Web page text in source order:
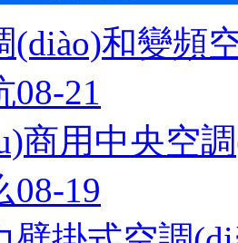
(diào)和變頻
08-21
商用中央空
08-19